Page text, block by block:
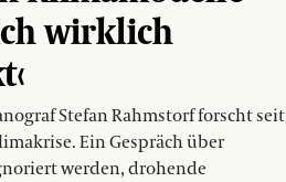
wirklich
Stefan Rahmstorf forscht seit
Ein Gespräch über
werden, drohende